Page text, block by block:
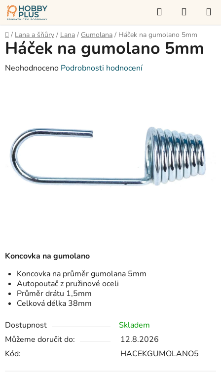
Přejít
na
obsah
Hledat
KOŠÍK
Domů
/ Lana a šňůry / Lana / Gumolana / Háček na gumolano 5mm
Koncovka na gumolano
Koncovka na průměr gumolana 5mm
Autopoutač z pružinové oceli
Průměr drátu 1,5mm
Celková délka 38mm
Dostupnost
Skladem
Můžeme doručit do:
12.8.2026
Kód:
HACEKGUMOLANO5
Háček na gumolano 5mm
Průměrné
hvězdiček.
Neohodnoceno Podrobnosti hodnocení